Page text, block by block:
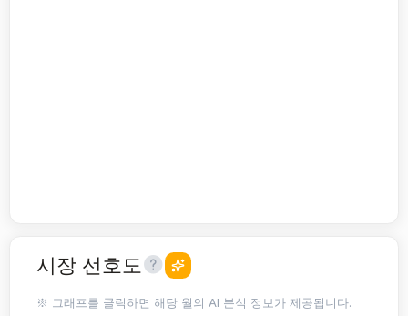
시장 선호도
※ 그래프를 클릭하면 해당 월의 AI 분석 정보가 제공됩니다.